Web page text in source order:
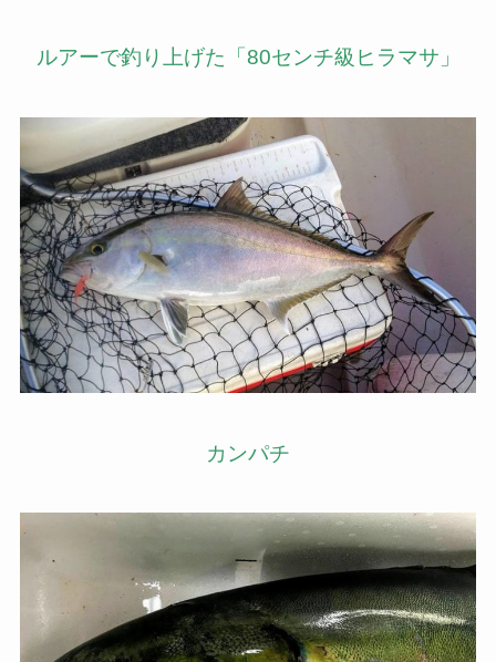
ルアーで釣り上げた「80センチ級ヒラマサ」
カンパチ